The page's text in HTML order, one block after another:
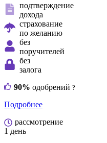
подтверждение
дохода
страхование
по желанию
без
поручителей
без
залога
90% одобрений ?
Подробнее
рассмотрение
1 день